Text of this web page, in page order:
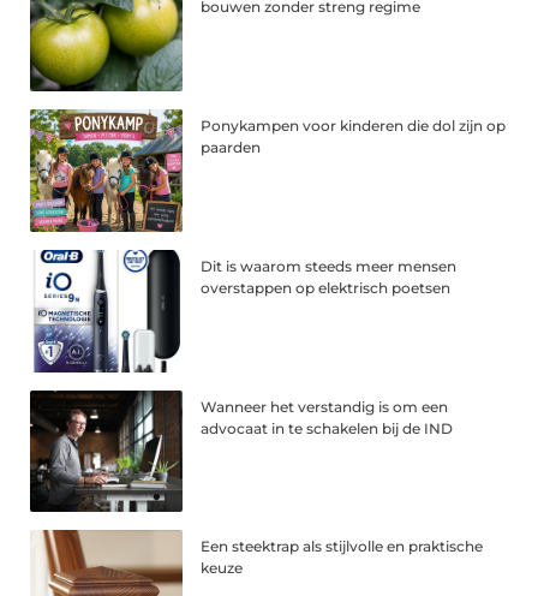
bouwen zonder streng regime
Ponykampen voor kinderen die dol zijn op
paarden
Dit is waarom steeds meer mensen
overstappen op elektrisch poetsen
Wanneer het verstandig is om een
advocaat in te schakelen bij de IND
Een steektrap als stijlvolle en praktische
keuze